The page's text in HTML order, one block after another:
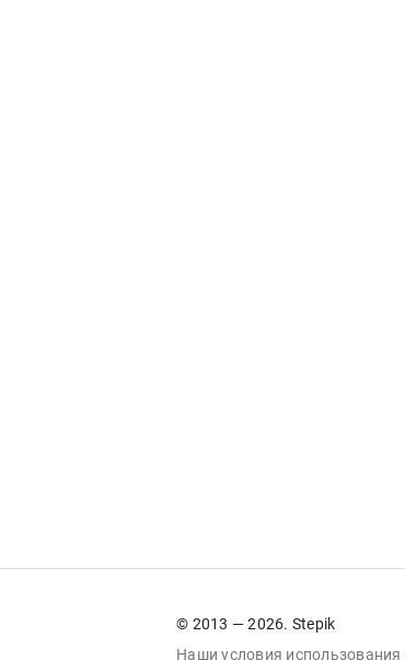
© 2013 — 2026. Stepik
Наши условия использования